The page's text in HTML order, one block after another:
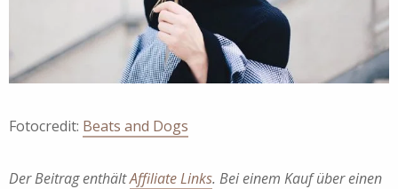
Fotocredit: Beats and Dogs
Der Beitrag enthältAffiliate Links. Bei einem Kauf über einen